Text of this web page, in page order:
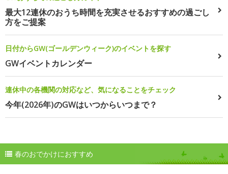
最大12連休のおうち時間を充実させるおすすめの過ごし
方をご提案
日付からGW(ゴールデンウィーク)のイベントを探す
GWイベントカレンダー
連休中の各機関の対応など、気になることをチェック
今年(2026年)のGWはいつからいつまで？
春のおでかけにおすすめ